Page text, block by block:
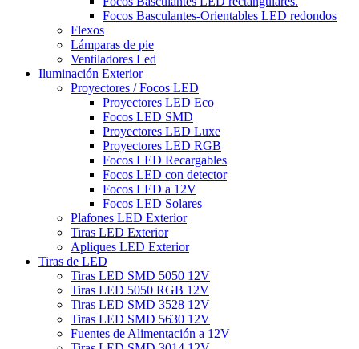
Focos Basculantes-Orientables LED redondos
Flexos
Lámparas de pie
Ventiladores Led
Iluminación Exterior
Proyectores / Focos LED
Proyectores LED Eco
Focos LED SMD
Proyectores LED Luxe
Proyectores LED RGB
Focos LED Recargables
Focos LED con detector
Focos LED a 12V
Focos LED Solares
Plafones LED Exterior
Tiras LED Exterior
Apliques LED Exterior
Tiras de LED
Tiras LED SMD 5050 12V
Tiras LED 5050 RGB 12V
Tiras LED SMD 3528 12V
Tiras LED SMD 5630 12V
Fuentes de Alimentación a 12V